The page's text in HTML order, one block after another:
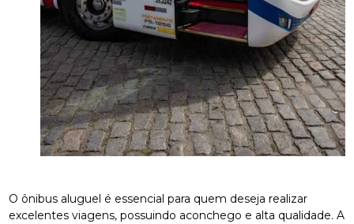
O ônibus aluguel é essencial para quem deseja realizar
excelentes viagens, possuindo aconchego e alta qualidade. A